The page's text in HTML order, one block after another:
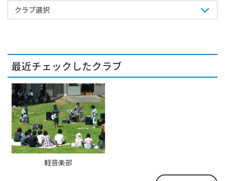
クラブ選択
最近チェックしたクラブ
軽音楽部